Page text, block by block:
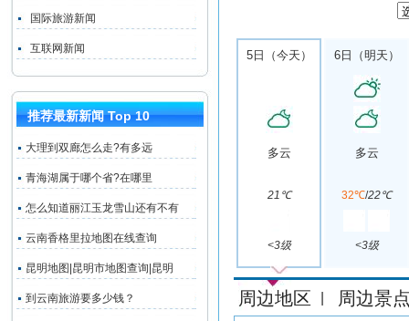
国际旅游新闻
互联网新闻
推荐最新新闻 Top 10
大理到双廊怎么走?有多远
青海湖属于哪个省?在哪里
怎么知道丽江玉龙雪山还有不有
云南香格里拉地图在线查询
昆明地图|昆明市地图查询|昆明
到云南旅游要多少钱？
5日（今天）
多云
21℃
<3级
6日（明天）
多云
32℃/22℃
<3级
周边地区 周边景